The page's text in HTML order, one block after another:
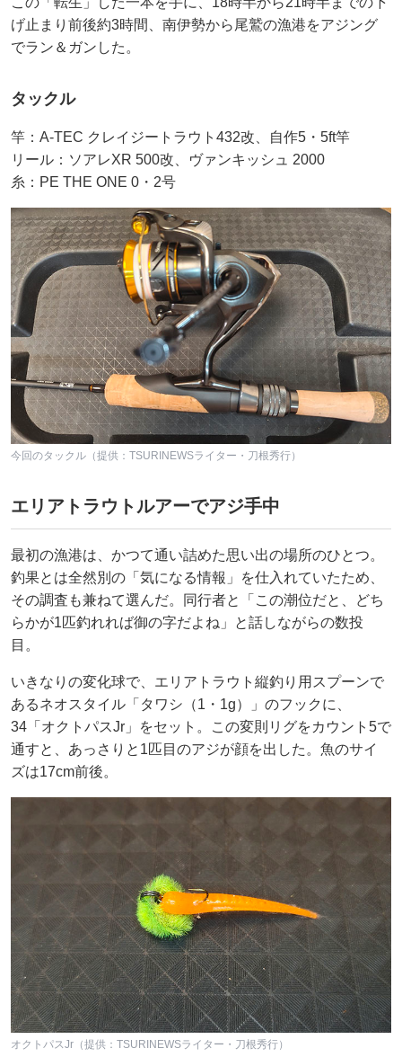
げ止まり前後約3時間、南伊勢から尾鷲の漁港をアジング
でラン＆ガンした。
タックル
竿：A-TEC クレイジートラウト432改、自作5・5ft竿
リール：ソアレXR 500改、ヴァンキッシュ 2000
糸：PE THE ONE 0・2号
今回のタックル（提供：TSURINEWSライター・刀根秀行）
エリアトラウトルアーでアジ手中
最初の漁港は、かつて通い詰めた思い出の場所のひとつ。
釣果とは全然別の「気になる情報」を仕入れていたため、
その調査も兼ねて選んだ。同行者と「この潮位だと、どち
らかが1匹釣れれば御の字だよね」と話しながらの数投
目。
いきなりの変化球で、エリアトラウト縦釣り用スプーンで
あるネオスタイル「タワシ（1・1g）」のフックに、
34「オクトパスJr」をセット。この変則リグをカウント5で
通すと、あっさりと1匹目のアジが顔を出した。魚のサイ
ズは17cm前後。
オクトパスJr（提供：TSURINEWSライター・刀根秀行）